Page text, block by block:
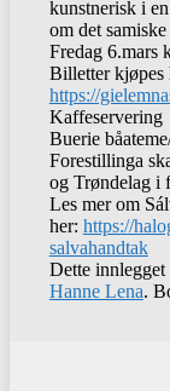
kunstnerisk i
om det
Fredag 6.mars
Billetter kjøpes
https://
Kaffeservering
Buerie
Forestillinga
og Trøndelag i
Les mer om
her: https://
salvahandtak
Dette
Hanne Lena.